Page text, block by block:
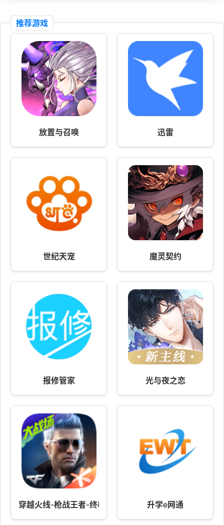
推荐游戏
放置与召唤 迅雷
世纪天宠 魔灵契约
报修管家 光与夜之恋
穿越火线-枪战王者-终极生化上线 升学e网通